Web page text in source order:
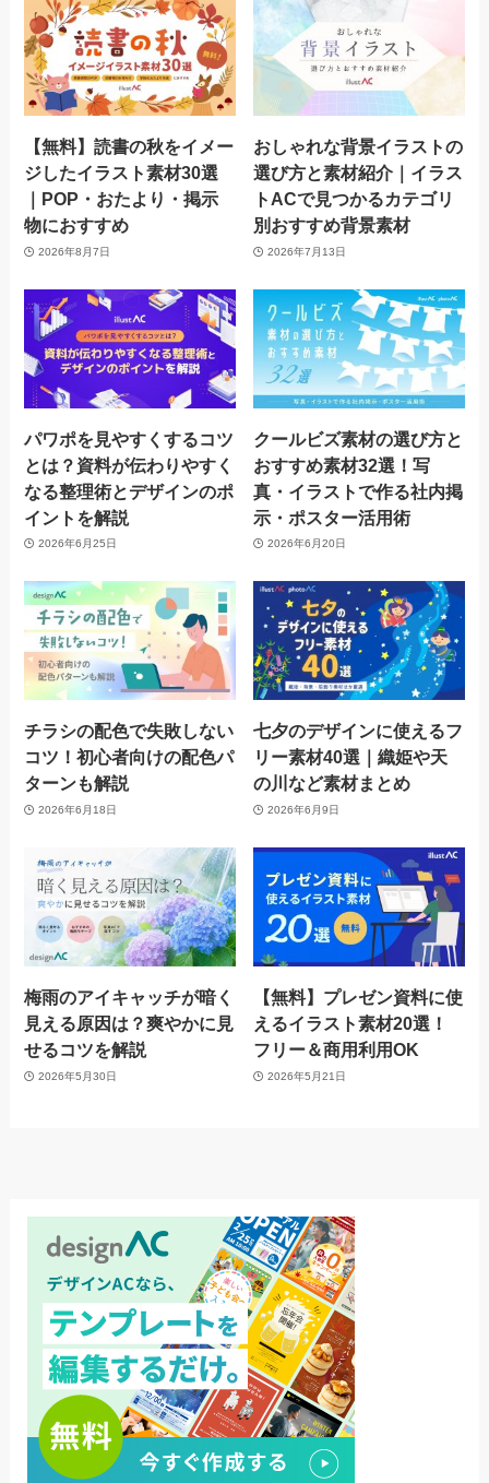
【無料】読書の秋をイメー
ジしたイラスト素材30選
｜POP・おたより・掲示
物におすすめ
2026年8月7日
おしゃれな背景イラストの
選び方と素材紹介｜イラス
トACで見つかるカテゴリ
別おすすめ背景素材
2026年7月13日
パワポを見やすくするコツ
とは？資料が伝わりやすく
なる整理術とデザインのポ
イントを解説
2026年6月25日
クールビズ素材の選び方と
おすすめ素材32選！写
真・イラストで作る社内掲
示・ポスター活用術
2026年6月20日
チラシの配色で失敗しない
コツ！初心者向けの配色パ
ターンも解説
2026年6月18日
七夕のデザインに使えるフ
リー素材40選｜織姫や天
の川など素材まとめ
2026年6月9日
梅雨のアイキャッチが暗く
見える原因は？爽やかに見
せるコツを解説
2026年5月30日
【無料】プレゼン資料に使
えるイラスト素材20選！
フリー＆商用利用OK
2026年5月21日